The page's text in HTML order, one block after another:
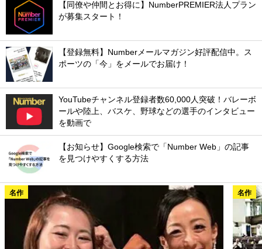
【同僚や仲間とお得に】NumberPREMIER法人プラン
が募集スタート！
【登録無料】Numberメールマガジン好評配信中。ス
ポーツの「今」をメールでお届け！
YouTubeチャンネル登録者数60,000人突破！バレーボ
ールや陸上、バスケ、野球などの選手のインタビュー
を動画で
【お知らせ】Google検索で「Number Web」の記事
を見つけやすくする方法
名作 名作